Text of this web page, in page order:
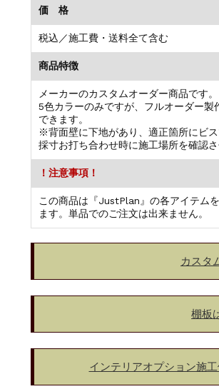
価 格
税込／施工費・送料全て含む
商品特徴
メーカーのカスタムオーダー商品です。
5色カラーのみですが、フルオーダー
できます。
※背面壁に下地があり、適正箇所にビ
採寸お打ち合わせ時に施工場所を確認
！注意事項！
この商品は『JustPlan』の各アイテム
ます。単品でのご注文は出来ません。
カスタ
棚板
インテリアオプション施